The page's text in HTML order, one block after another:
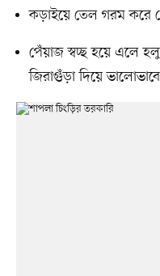
কড়াইয়ে তেল গরম করে
পেঁয়াজ স্বচ্ছ হয়ে এলে
জিরাগুঁড়া দিয়ে